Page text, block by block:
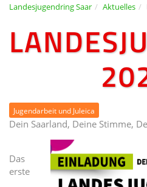
Landesjugendring Saar Aktuelles
Jugendarbeit und Juleica
Dein Saarland, Deine Stimme,
Das
erste